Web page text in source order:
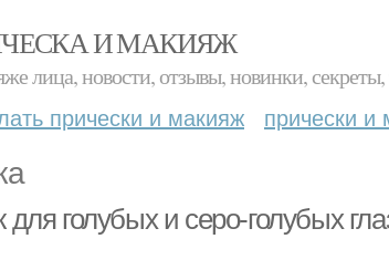
И МАКИЯЖ
лица, новости, отзывы, новинки,
прически и макияж прически
голубых и серо-голубых